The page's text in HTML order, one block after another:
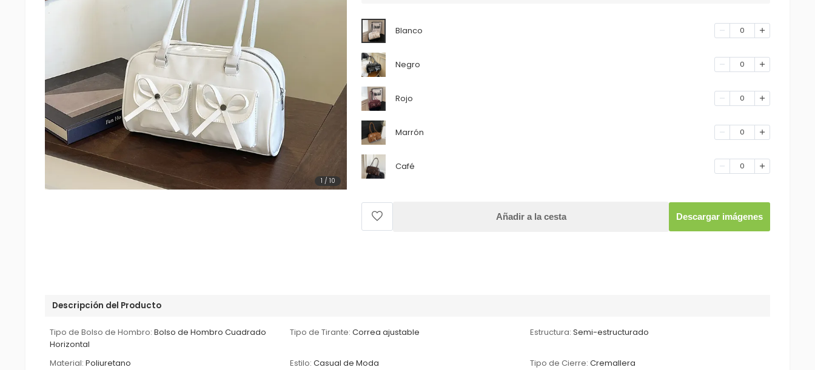
1 / 10
Blanco 0
Negro 0
Rojo 0
Marrón 0
Café 0
Añadir a la cesta Descargar imágenes
Descripción del Producto
Tipo de Bolso de Hombro: Bolso de Hombro Cuadrado
Horizontal
Tipo de Tirante: Correa ajustable Estructura: Semi-estructurado
Material: Poliuretano Estilo: Casual de Moda Tipo de Cierre: Cremallera